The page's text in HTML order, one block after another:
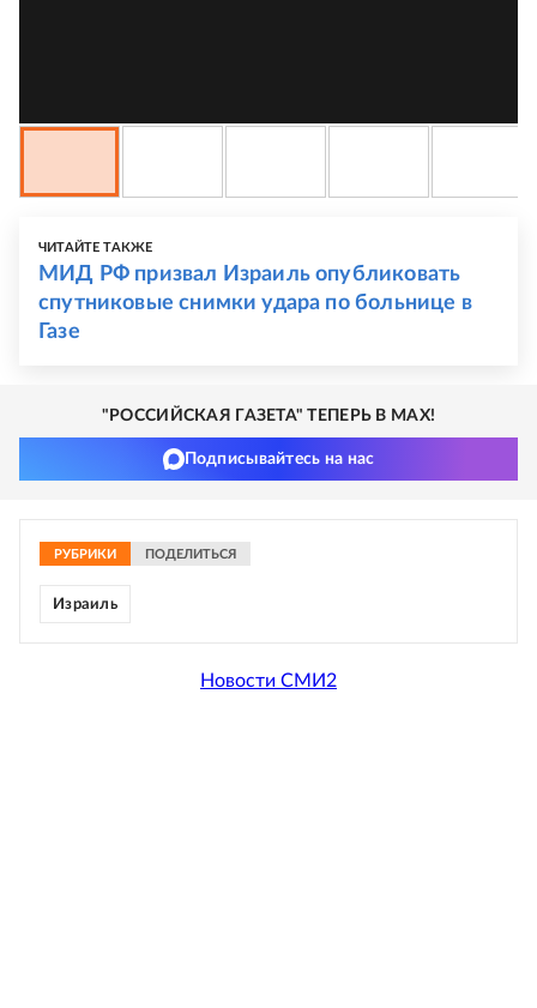
ЧИТАЙТЕ ТАКЖЕ
МИД РФ призвал Израиль опубликовать
спутниковые снимки удара по больнице в
Газе
"РОССИЙСКАЯ ГАЗЕТА" ТЕПЕРЬ В MAX!
Подписывайтесь на нас
РУБРИКИ ПОДЕЛИТЬСЯ
Израиль
Новости СМИ2